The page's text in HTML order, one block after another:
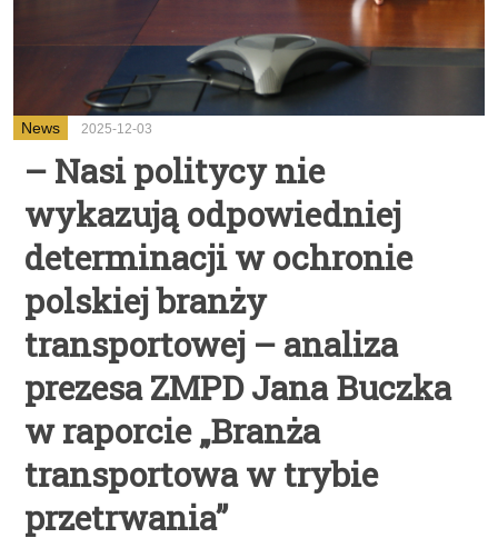
News 2025-12-03
– Nasi politycy nie
wykazują odpowiedniej
determinacji w ochronie
polskiej branży
transportowej – analiza
prezesa ZMPD Jana Buczka
w raporcie „Branża
transportowa w trybie
przetrwania”